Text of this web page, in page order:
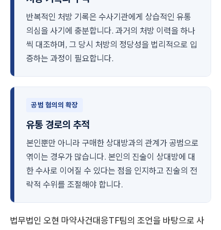
반복적인 처방 기록은 수사기관에게 상습적인 유통
의심을 사기에 충분합니다. 과거의 처방 이력을 하나
씩 대조하며, 그 당시 처방의 정당성을 법리적으로 입
증하는 과정이 필요합니다.
공범 혐의의 확장
유통 경로의 추적
본인뿐만 아니라 구매한 상대방과의 관계가 공범으로
엮이는 경우가 많습니다. 본인의 진술이 상대방에 대
한 수사로 이어질 수 있다는 점을 인지하고 진술의 전
략적 수위를 조절해야 합니다.
법무법인 오현 마약사건대응TF팀의 조언을 바탕으로 사